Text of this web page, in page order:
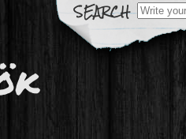
Search
for: